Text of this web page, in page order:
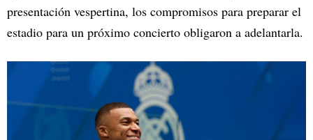
presentación vespertina, los compromisos para preparar el
estadio para un próximo concierto obligaron a adelantarla.